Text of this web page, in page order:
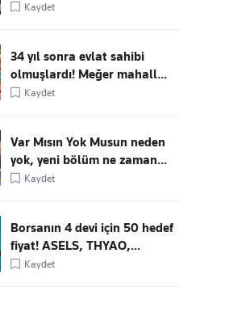
Kaydet
34 yıl sonra evlat sahibi
olmuşlardı! Meğer mahall...
Kaydet
Var Mısın Yok Musun neden
yok, yeni bölüm ne zaman...
Kaydet
Borsanın 4 devi için 50 hedef
fiyat! ASELS, THYAO,...
Kaydet